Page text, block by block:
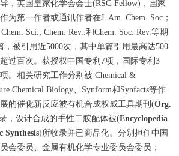
，英国皇家化学会会士(RSC-Fellow) ，国家
为第一作者或通讯作者在J. Am. Chem. Soc ；
Chem. Sci.; Chem. Rev.. 和Chem. Soc. Rev. 等期
，被引用近5000次 ，其中单篇引用最高达500
过百次。获授权中国专利 7项 ， 国际专利 3
。相关研究工作分别被 Chemical &
Chemical Biology Synform和 Synfacts等作
的催化新反应被有机合成权威工具期刊 (Org.
，设计合成的手性二胺配体被(Encyclopedia
Synthesis)所收录并已商品化。 分别担任中国
会委员、金属有机化学专业委员会委员 ；